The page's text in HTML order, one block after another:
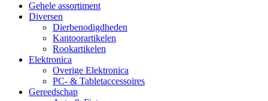
Gehele assortiment
Diversen
Dierbenodigdheden
Kantoorartikelen
Rookartikelen
Elektronica
Overige Elektronica
PC- & Tabletaccessoires
Gereedschap